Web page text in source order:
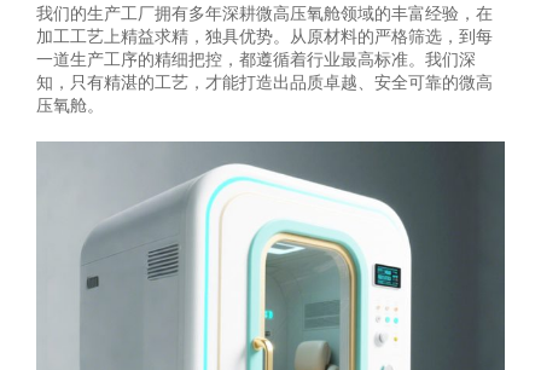
我们的生产工厂拥有多年深耕微高压氧舱领域的丰富经验，在
加工工艺上精益求精，独具优势。从原材料的严格筛选，到每
一道生产工序的精细把控，都遵循着行业最高标准。我们深
知，只有精湛的工艺，才能打造出品质卓越、安全可靠的微高
压氧舱。